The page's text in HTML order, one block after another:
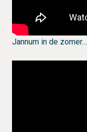
Jannum in de zomer…